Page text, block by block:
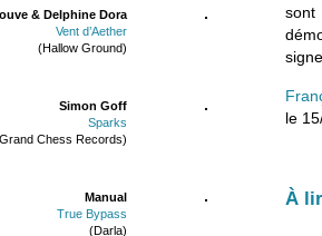
& Delphine Dora
Vent d’Aether
(Hallow Ground)
Simon Goff
Sparks
Chess Records)
Manual
True Bypass
(Darla)
le
À